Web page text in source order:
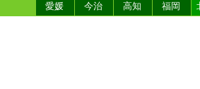
愛媛
今治 高知 福岡